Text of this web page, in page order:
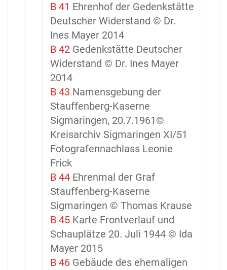
B 41 Ehrenhof der Gedenkstätte
Deutscher Widerstand © Dr.
Ines Mayer 2014
B 42 Gedenkstätte Deutscher
Widerstand © Dr. Ines Mayer
2014
B 43 Namensgebung der
Stauffenberg-Kaserne
Sigmaringen, 20.7.1961©
Kreisarchiv Sigmaringen XI/51
Fotografennachlass Leonie
Frick
B 44 Ehrenmal der Graf
Stauffenberg-Kaserne
Sigmaringen © Thomas Krause
B 45 Karte Frontverlauf und
Schauplätze 20. Juli 1944 © Ida
Mayer 2015
B 46 Gebäude des ehemaligen